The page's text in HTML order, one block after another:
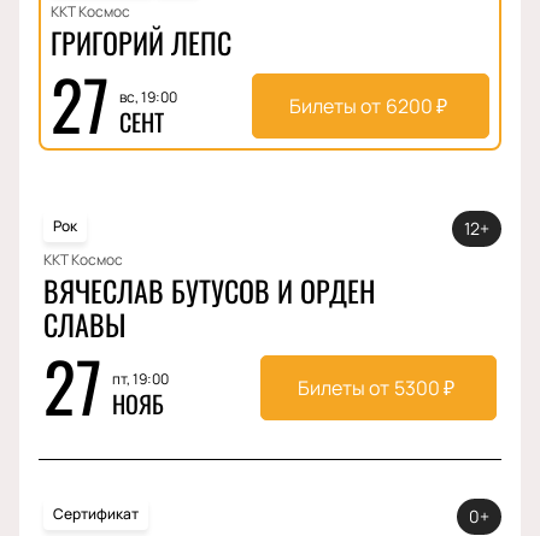
ККТ Космос
ГРИГОРИЙ ЛЕПС
27 вс, 19:00
СЕНТ Билеты от 6200₽
Рок
ККТ Космос
ВЯЧЕСЛАВ БУТУСОВ И ОРДЕН
СЛАВЫ
27 пт, 19:00
НОЯБ
12+
Билеты от 5300₽
Сертификат
0+